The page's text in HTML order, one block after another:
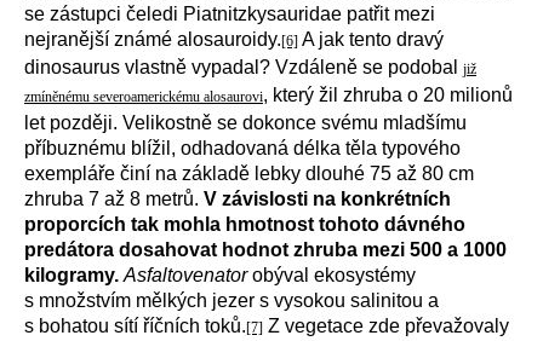
se zástupci čeledi Piatnitzkysauridae patřit mezi
nejranější známé alosauroidy.[6] A jak tento dravý
dinosaurus vlastně vypadal? Vzdáleně se podobal
již
zmíněnému severoamerickému alosaurovi, který žil zhruba o 20 milionů
let později. Velikostně se dokonce svému mladšímu
příbuznému blížil, odhadovaná délka těla typového
exempláře činí na základě lebky dlouhé 75 až 80 cm
zhruba 7 až 8 metrů. V závislosti na konkrétních
proporcích tak mohla hmotnost tohoto dávného
predátora dosahovat hodnot zhruba mezi 500 a 1000
kilogramy. Asfaltovenatorobýval ekosystémy
s množstvím mělkých jezer s vysokou salinitou a
s bohatou sítí říčních toků.[7] Z vegetace zde převažovaly